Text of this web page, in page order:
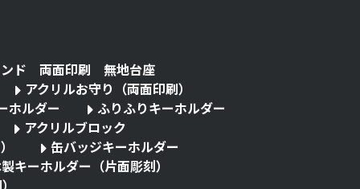
ンド 両面印刷 無地台座
アクリルお守り（両面印刷）
ホルダー
ふりふりキーホルダー
アクリルブロック
缶バッジキーホルダー
キーホルダー（片面彫刻）